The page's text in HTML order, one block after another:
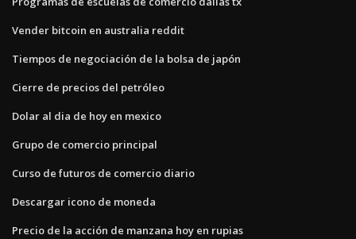
Vender bitcoin en australia reddit
Tiempos de negociación de la bolsa de japón
Cierre de precios del petróleo
Dolar al dia de hoy en mexico
Grupo de comercio principal
Curso de futuros de comercio diario
Descargar icono de moneda
Precio de la acción de manzana hoy en rupias